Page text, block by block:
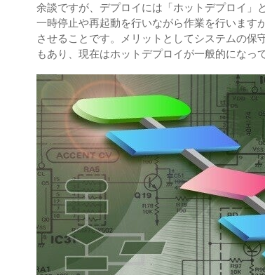
余談ですが、デプロイには「ホットデプロイ」
一時停止や再起動を行いながら作業を行います
させることです。メリットとしてシステムの保
もあり、現在はホットデプロイが一般的になっ